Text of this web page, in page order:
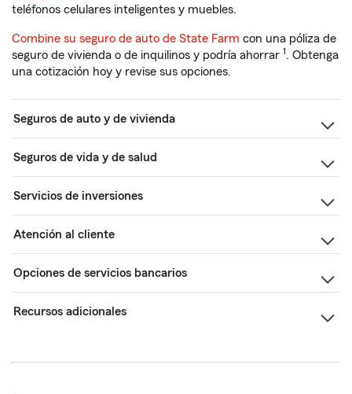
teléfonos celulares inteligentes y muebles.
Combine su seguro de auto de State Farm con una póliza de
seguro de vivienda o de inquilinos y podría ahorrar 1. Obtenga
una cotización hoy y revise sus opciones.
Seguros de auto y de vivienda
Seguros de vida y de salud
Servicios de inversiones
Atención al cliente
Opciones de servicios bancarios
Recursos adicionales